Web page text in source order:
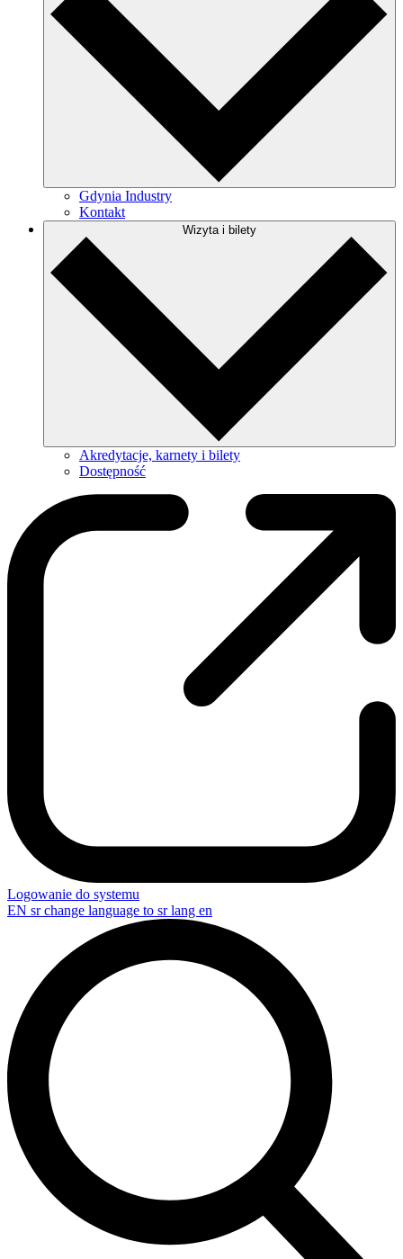
Gdynia Industry
Kontakt
Wizyta i bilety
Akredytacje, karnety i bilety
Dostępność
Logowanie do systemu
EN sr change language to sr lang en